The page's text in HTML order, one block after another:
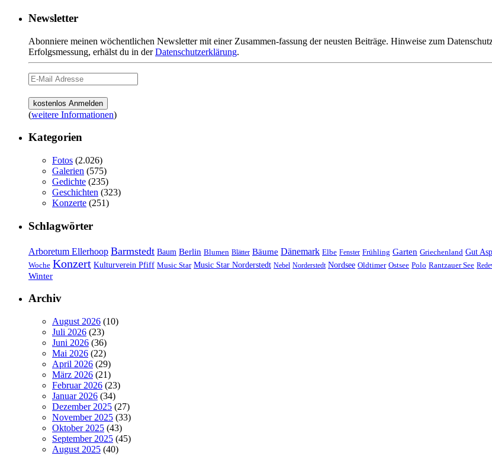
Newsletter
Abonniere meinen wöchentlichen Newsletter mit einer Zusammen-fassung der neusten Beiträge. Hinweise zum
Erfolgsmessung, erhälst du in derDatenschutzerklärung.
(weitere Informationen)
Kategorien
Fotos (2.026)
Galerien (575)
Gedichte (235)
Geschichten (323)
Konzerte (251)
Schlagwörter
Arboretum Ellerhoop Barmstedt Baum Berlin Blumen Blätter Bäume Dänemark Elbe Fenster Frühling Garten Griechenland Gut
Woche Konzert Kulturverein Pfiff Music Star Music Star Norderstedt Nebel Norderstedt Nordsee Oldtimer Ostsee Polo Rantzauer See
Winter
Archiv
August 2026 (10)
Juli 2026 (23)
Juni 2026 (36)
Mai 2026 (22)
April 2026 (29)
März 2026 (21)
Februar 2026 (23)
Januar 2026 (34)
Dezember 2025 (27)
November 2025 (33)
Oktober 2025 (43)
September 2025 (45)
August 2025 (40)